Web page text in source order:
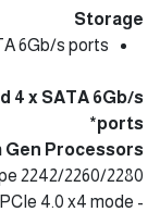
Storage
6Gb/s ports
4 x SATA 6Gb/s
ports*
Gen Processors
2242/2260/2280
- Intel® 12th Gen processors support PCIe 4.0 x4 mode.